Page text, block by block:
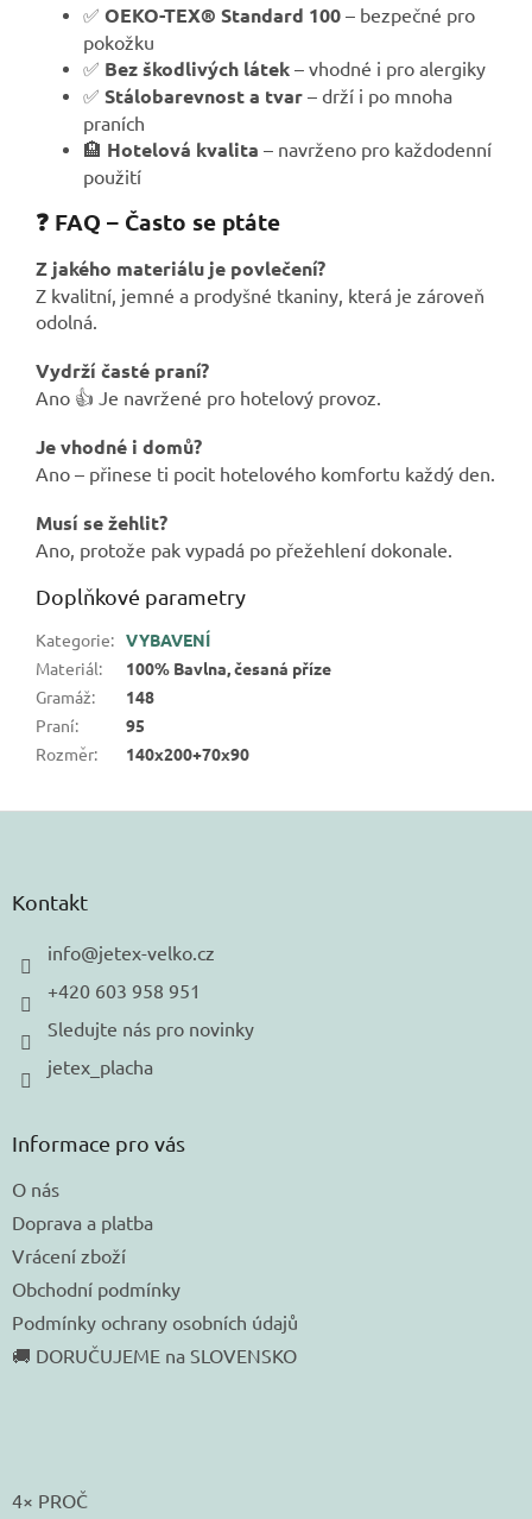
✅ OEKO-TEX® Standard 100 – bezpečné pro
pokožku
✅ Bez škodlivých látek – vhodné i pro alergiky
✅ Stálobarevnost a tvar – drží i po mnoha
praních
🏨 Hotelová kvalita – navrženo pro každodenní
použití
❓ FAQ – Často se ptáte
Z jakého materiálu je povlečení?
Z kvalitní, jemné a prodyšné tkaniny, která je zároveň
odolná.
Vydrží časté praní?
Ano 👍 Je navržené pro hotelový provoz.
Je vhodné i domů?
Ano – přinese ti pocit hotelového komfortu každý den.
Musí se žehlit?
Ano, protože pak vypadá po přežehlení dokonale.
Doplňkové parametry
Kategorie: VYBAVENÍ
Materiál:
100% Bavlna, česaná příze
Gramáž:
148
Praní:
95
Rozměr: 140x200+70x90
Kontakt
info@jetex-velko.cz
+420 603 958 951
Sledujte nás pro novinky
jetex_placha
Informace pro vás
O nás
Doprava a platba
Vrácení zboží
Obchodní podmínky
Podmínky ochrany osobních údajů
🚚 DORUČUJEME na SLOVENSKO
4× PROČ